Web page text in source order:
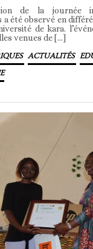
de la journée
a été observé en
de kara.
venues de […]
ACTUALITÉS